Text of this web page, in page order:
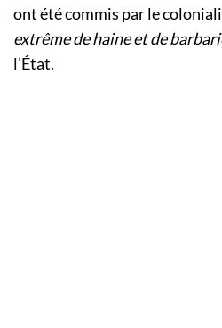
ont été commis par le
extrême de haine et de
l’État.